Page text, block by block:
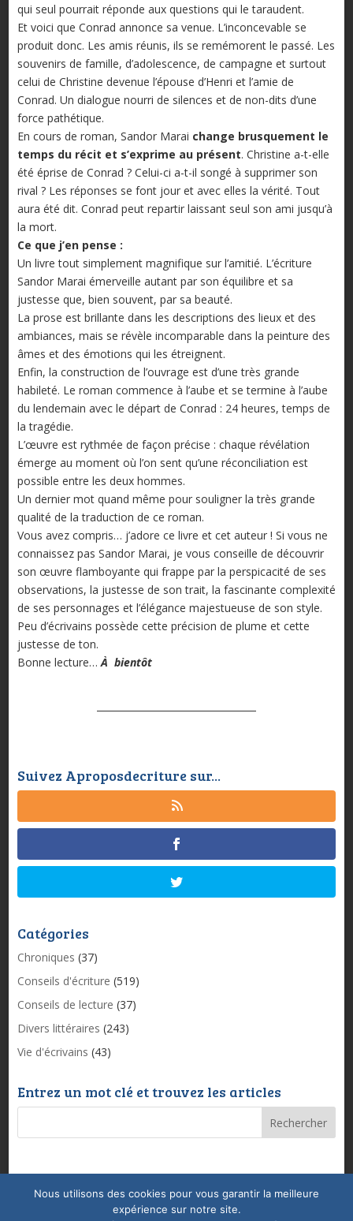
qui seul pourrait réponde aux questions qui le taraudent.
Et voici que Conrad annonce sa venue. L’inconcevable se
produit donc. Les amis réunis, ils se remémorent le passé. Les
souvenirs de famille, d’adolescence, de campagne et surtout
celui de Christine devenue l’épouse d’Henri et l’amie de
Conrad. Un dialogue nourri de silences et de non-dits d’une
force pathétique.
En cours de roman, Sandor Marai change brusquement le
temps du récit et s’exprime au présent. Christine a-t-elle
été éprise de Conrad ? Celui-ci a-t-il songé à supprimer son
rival ? Les réponses se font jour et avec elles la vérité. Tout
aura été dit. Conrad peut repartir laissant seul son ami jusqu’à
la mort.
Ce que j’en pense :
Un livre tout simplement magnifique sur l’amitié. L’écriture
Sandor Marai émerveille autant par son équilibre et sa
justesse que, bien souvent, par sa beauté.
La prose est brillante dans les descriptions des lieux et des
ambiances, mais se révèle incomparable dans la peinture des
âmes et des émotions qui les étreignent.
Enfin, la construction de l’ouvrage est d’une très grande
habileté. Le roman commence à l’aube et se termine à l’aube
du lendemain avec le départ de Conrad : 24 heures, temps de
la tragédie.
L’œuvre est rythmée de façon précise : chaque révélation
émerge au moment où l’on sent qu’une réconciliation est
possible entre les deux hommes.
Un dernier mot quand même pour souligner la très grande
qualité de la traduction de ce roman.
Vous avez compris… j’adore ce livre et cet auteur ! Si vous ne
connaissez pas Sandor Marai, je vous conseille de découvrir
son œuvre flamboyante qui frappe par la perspicacité de ses
observations, la justesse de son trait, la fascinante complexité
de ses personnages et l’élégance majestueuse de son style.
Peu d’écrivains possède cette précision de plume et cette
justesse de ton.
Bonne lecture…À bientôt
Suivez Aproposdecriture sur...
Catégories
Chroniques (37)
Conseils d'écriture (519)
Conseils de lecture (37)
Divers littéraires (243)
Vie d'écrivains (43)
Entrez un mot clé et trouvez les articles
Mentions légales & Politique de confidentialité
Nous utilisons des cookies pour vous garantir la meilleure
expérience sur notre site.